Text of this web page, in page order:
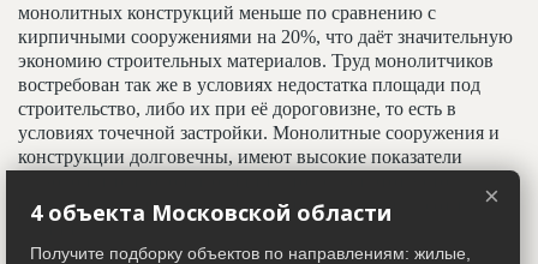
монолитных конструкций меньше по сравнению с
кирпичными сооружениями на 20%, что даёт значительную
экономию строительных материалов. Труд монолитчиков
востребован так же в условиях недостатка площади под
строительство, либо их при её дороговизне, то есть в
условиях точечной застройки. Монолитные сооружения и
конструкции долговечны, имеют высокие показатели
строительства приоритетным при возведении высотных ×
4 объекта Московской области
Получите подборку объектов по направлениям: жилые,